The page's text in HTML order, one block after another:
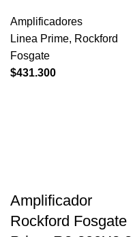
Amplificadores
Linea Prime, Rockford
Fosgate
$431.300
Amplificador
Rockford Fosgate